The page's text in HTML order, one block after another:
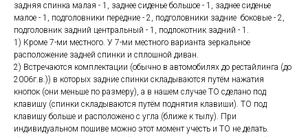
задняя спинка малая - 1, заднее сиденье большое - 1, заднее сиденье
малое - 1, подголовники передние - 2, подголовники задние боковые - 2,
подголовник задний центральный - 1, подлокотник задний - 1.
1) Кроме 7-ми местного. У 7-ми местного варианта зеркальное
расположение задней спинки и сплошной диван.
2) Встречаются комплектации (обычно в автомобилях до рестайлинга (до
2006г.в.)) в которых задние спинки складываются путём нажатия
кнопок (они меньше по размеру), а в нашем случае ТО сделано под
клавишу (спинки складываются путём поднятия клавиши). ТО под
клавишу больше и расположено с угла (ближе к тылу). При
индивидуальном пошиве можно этот момент учесть и ТО не делать.